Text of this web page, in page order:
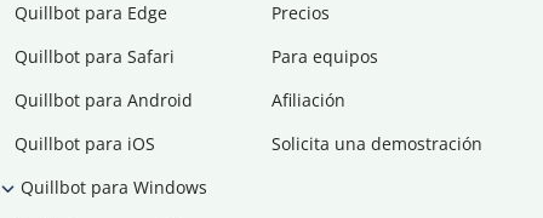
Quillbot para Edge
Quillbot para Safari
Quillbot para Android
Quillbot para iOS
Quillbot para Windows
Precios
Para equipos
Afiliación
Solicita una demostración